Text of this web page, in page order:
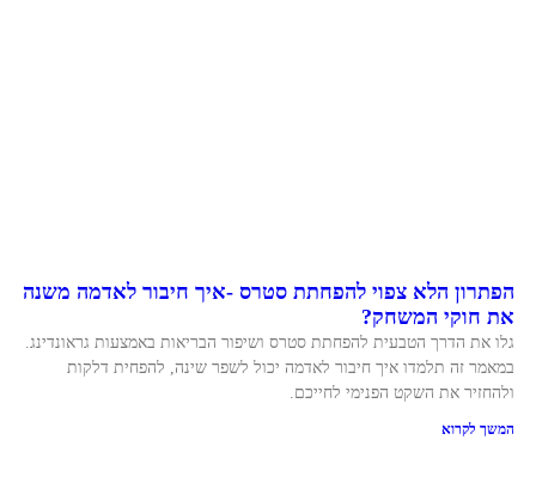
הפתרון הלא צפוי להפחתת סטרס -איך חיבור לאדמה משנה
את חוקי המשחק?
גלו את הדרך הטבעית להפחתת סטרס ושיפור הבריאות באמצעות גראונדינג.
במאמר זה תלמדו איך חיבור לאדמה יכול לשפר שינה, להפחית דלקות
ולהחזיר את השקט הפנימי לחייכם.
המשך לקרוא